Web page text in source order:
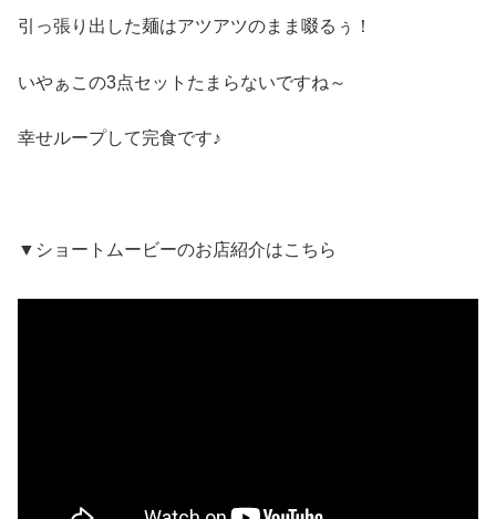
引っ張り出した麺はアツアツのまま啜るぅ！
いやぁこの3点セットたまらないですね～
幸せループして完食です♪
▼ショートムービーのお店紹介はこちら